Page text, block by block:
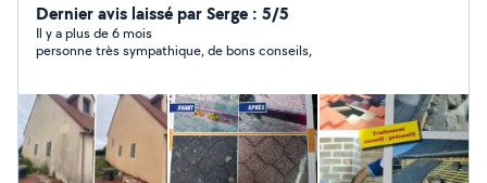
& mise en peinture de ravalement de façade petite
maçonnerie travaux diverses disponible au merci
cordialement possibilité de payer en plusieurs fois sans
rapidement et soigneux qualifié pour toutes sortes de
travaux
Dernier avis laissé par Serge : 5/5
Il y a plus de 6 mois
personne très sympathique, de bons conseils,